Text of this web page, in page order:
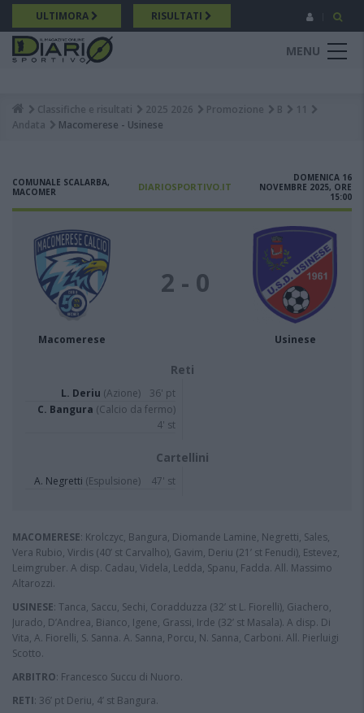
Salta
al
contenuto
principale
ULTIMORA RISULTATI
MENU
Breadcrumb
Classifiche e risultati 2025 2026 Promozione B
11
Andata
Macomerese - Usinese
COMUNALE SCALARBA,
MACOMER
DIARIOSPORTIVO.IT
DOMENICA 16
NOVEMBRE 2025, ORE
15:00
Macomerese
2 - 0
Usinese
Reti
L. Deriu (Azione)
36' pt
C. Bangura (Calcio da fermo)
4' st
Cartellini
A. Negretti (Espulsione) 47' st
MACOMERESE: Krolczyc, Bangura, Diomande Lamine, Negretti, Sales,
Vera Rubio, Virdis (40’ st Carvalho), Gavim, Deriu (21’ st Fenudi), Estevez,
Leimgruber. A disp. Cadau, Videla, Ledda, Spanu, Fadda. All. Massimo
Altarozzi.
USINESE: Tanca, Saccu, Sechi, Coradduzza (32’ st L. Fiorelli), Giachero,
Jurado, D’Andrea, Bianco, Igene, Grassi, Irde (32’ st Masala). A disp. Di
Vita, A. Fiorelli, S. Sanna. A. Sanna, Porcu, N. Sanna, Carboni. All. Pierluigi
Scotto.
ARBITRO: Francesco Succu di Nuoro.
RETI: 36’ pt Deriu, 4’ st Bangura.